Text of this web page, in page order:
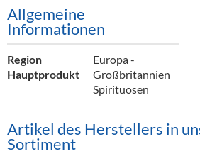
Hygieneartikel & Desinfektion
Allgemeine
Informationen
Region
Europa -
Großbritannien
Hauptprodukt
Spirituosen
Artikel des Herstellers in
Sortiment